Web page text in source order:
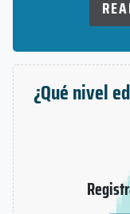
¿Qué nivel